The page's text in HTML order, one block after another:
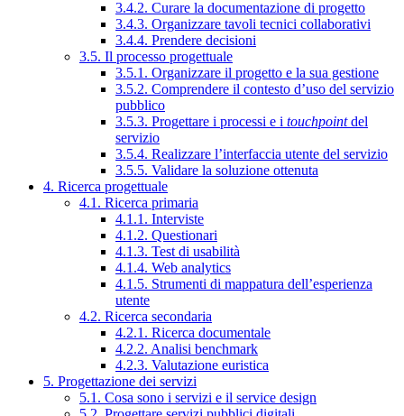
3.4.2. Curare la documentazione di progetto
3.4.3. Organizzare tavoli tecnici collaborativi
3.4.4. Prendere decisioni
3.5. Il processo progettuale
3.5.1. Organizzare il progetto e la sua gestione
3.5.2. Comprendere il contesto d’uso del servizio
pubblico
3.5.3. Progettare i processi e i touchpointdel
servizio
3.5.4. Realizzare l’interfaccia utente del servizio
3.5.5. Validare la soluzione ottenuta
4. Ricerca progettuale
4.1. Ricerca primaria
4.1.1. Interviste
4.1.2. Questionari
4.1.3. Test di usabilità
4.1.4. Web analytics
4.1.5. Strumenti di mappatura dell’esperienza
utente
4.2. Ricerca secondaria
4.2.1. Ricerca documentale
4.2.2. Analisi benchmark
4.2.3. Valutazione euristica
5. Progettazione dei servizi
5.1. Cosa sono i servizi e il service design